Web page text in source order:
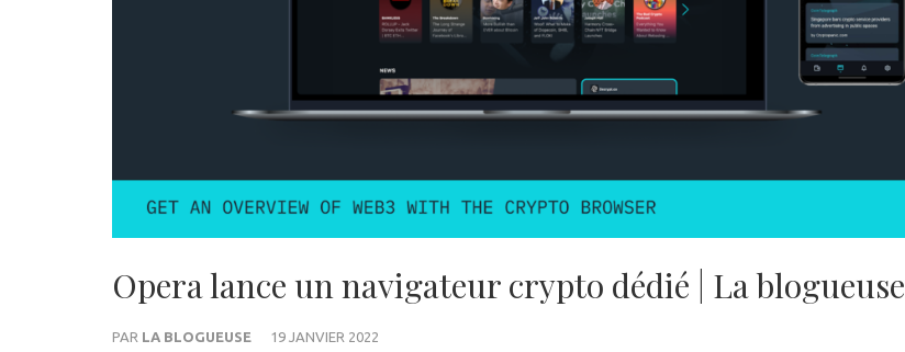
Opera lance un navigateur crypto dédié | La blogueuse
PAR LA BLOGUEUSE 19 JANVIER 2022